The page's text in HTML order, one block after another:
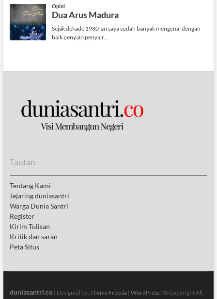
Tautan
Tentang Kami
Jejaring duniasantri
Warga Dunia Santri
Register
Kirim Tulisan
Kritik dan saran
Peta Situs
duniasantri.co| Designed by: Theme Freesia| WordPress| © Copyright All